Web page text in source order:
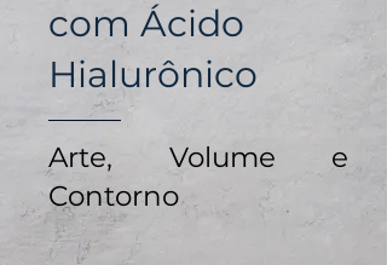
com Ácido
Hialurônico
Arte, Volume e
Contorno